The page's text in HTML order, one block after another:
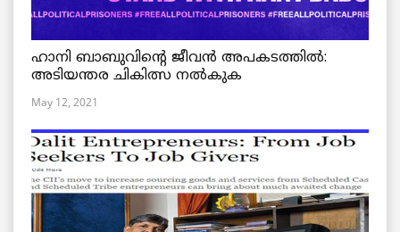
ഹാനി ബാബുവിന്റെ ജീവൻ അപകടത്തിൽ:
അടിയന്തര ചികിത്സ നൽകുക
May 12, 2021